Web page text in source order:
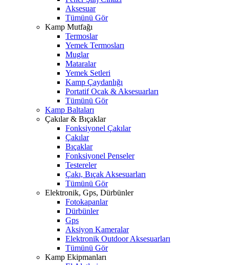
Aksesuar
Tümünü Gör
Kamp Mutfağı
Termoslar
Yemek Termosları
Muglar
Mataralar
Yemek Setleri
Kamp Çaydanlığı
Portatif Ocak & Aksesuarları
Tümünü Gör
Kamp Baltaları
Çakılar & Bıçaklar
Fonksiyonel Çakılar
Çakılar
Bıçaklar
Fonksiyonel Penseler
Testereler
Çakı, Bıçak Aksesuarları
Tümünü Gör
Elektronik, Gps, Dürbünler
Fotokapanlar
Dürbünler
Gps
Aksiyon Kameralar
Elektronik Outdoor Aksesuarları
Tümünü Gör
Kamp Ekipmanları